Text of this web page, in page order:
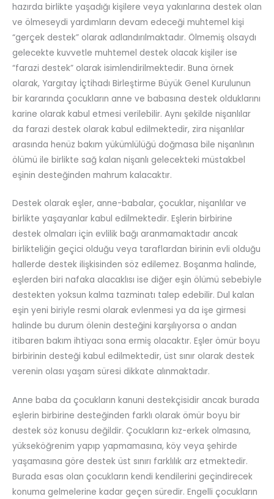
hazırda birlikte yaşadığı kişilere veya yakınlarına destek olan
ve ölmeseydi yardımların devam edeceği muhtemel kişi
“gerçek destek” olarak adlandırılmaktadır. Ölmemiş olsaydı
gelecekte kuvvetle muhtemel destek olacak kişiler ise
“farazi destek” olarak isimlendirilmektedir. Buna örnek
olarak, Yargıtay İçtihadı Birleştirme Büyük Genel Kurulunun
bir kararında çocukların anne ve babasına destek olduklarını
karine olarak kabul etmesi verilebilir. Aynı şekilde nişanlılar
da farazi destek olarak kabul edilmektedir, zira nişanlılar
arasında henüz bakım yükümlülüğü doğmasa bile nişanlının
ölümü ile birlikte sağ kalan nişanlı gelecekteki müstakbel
eşinin desteğinden mahrum kalacaktır.
Destek olarak eşler, anne-babalar, çocuklar, nişanlılar ve
birlikte yaşayanlar kabul edilmektedir. Eşlerin birbirine
destek olmaları için evlilik bağı aranmamaktadır ancak
birlikteliğin geçici olduğu veya taraflardan birinin evli olduğu
hallerde destek ilişkisinden söz edilemez. Boşanma halinde,
eşlerden biri nafaka alacaklısı ise diğer eşin ölümü sebebiyle
destekten yoksun kalma tazminatı talep edebilir. Dul kalan
eşin yeni biriyle resmi olarak evlenmesi ya da işe girmesi
halinde bu durum ölenin desteğini karşılıyorsa o andan
itibaren bakım ihtiyacı sona ermiş olacaktır. Eşler ömür boyu
birbirinin desteği kabul edilmektedir, üst sınır olarak destek
verenin olası yaşam süresi dikkate alınmaktadır.
Anne baba da çocukların kanuni destekçisidir ancak burada
eşlerin birbirine desteğinden farklı olarak ömür boyu bir
destek söz konusu değildir. Çocukların kız-erkek olmasına,
yükseköğrenim yapıp yapmamasına, köy veya şehirde
yaşamasına göre destek üst sınırı farklılık arz etmektedir.
Burada esas olan çocukların kendi kendilerini geçindirecek
konuma gelmelerine kadar geçen süredir. Engelli çocukların